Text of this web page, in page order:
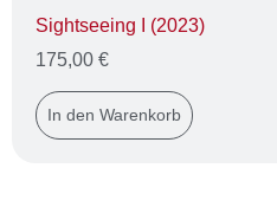
Sightseeing I (2023)
175,00 €
In den Warenkorb